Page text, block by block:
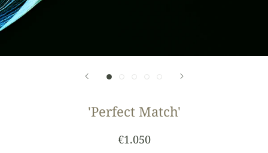
'Perfect Match'
€1.050